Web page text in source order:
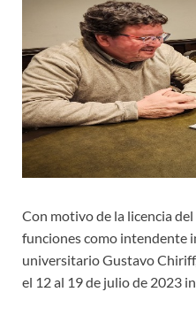
Con motivo de la licencia
funciones como intendente
universitario Gustavo
el 12 al 19 de julio de 2023